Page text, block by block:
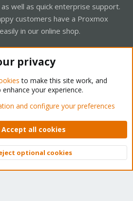
well as quick enterprise support.
customers have a Proxmox
in our online shop.
Forum - Light Mode
Privacy policy Help Home
© 2010-2026 XenForo Ltd.
Top
privacy
to make this site work, and
your experience.
and configure your preferences
Accept all cookies
optional cookies